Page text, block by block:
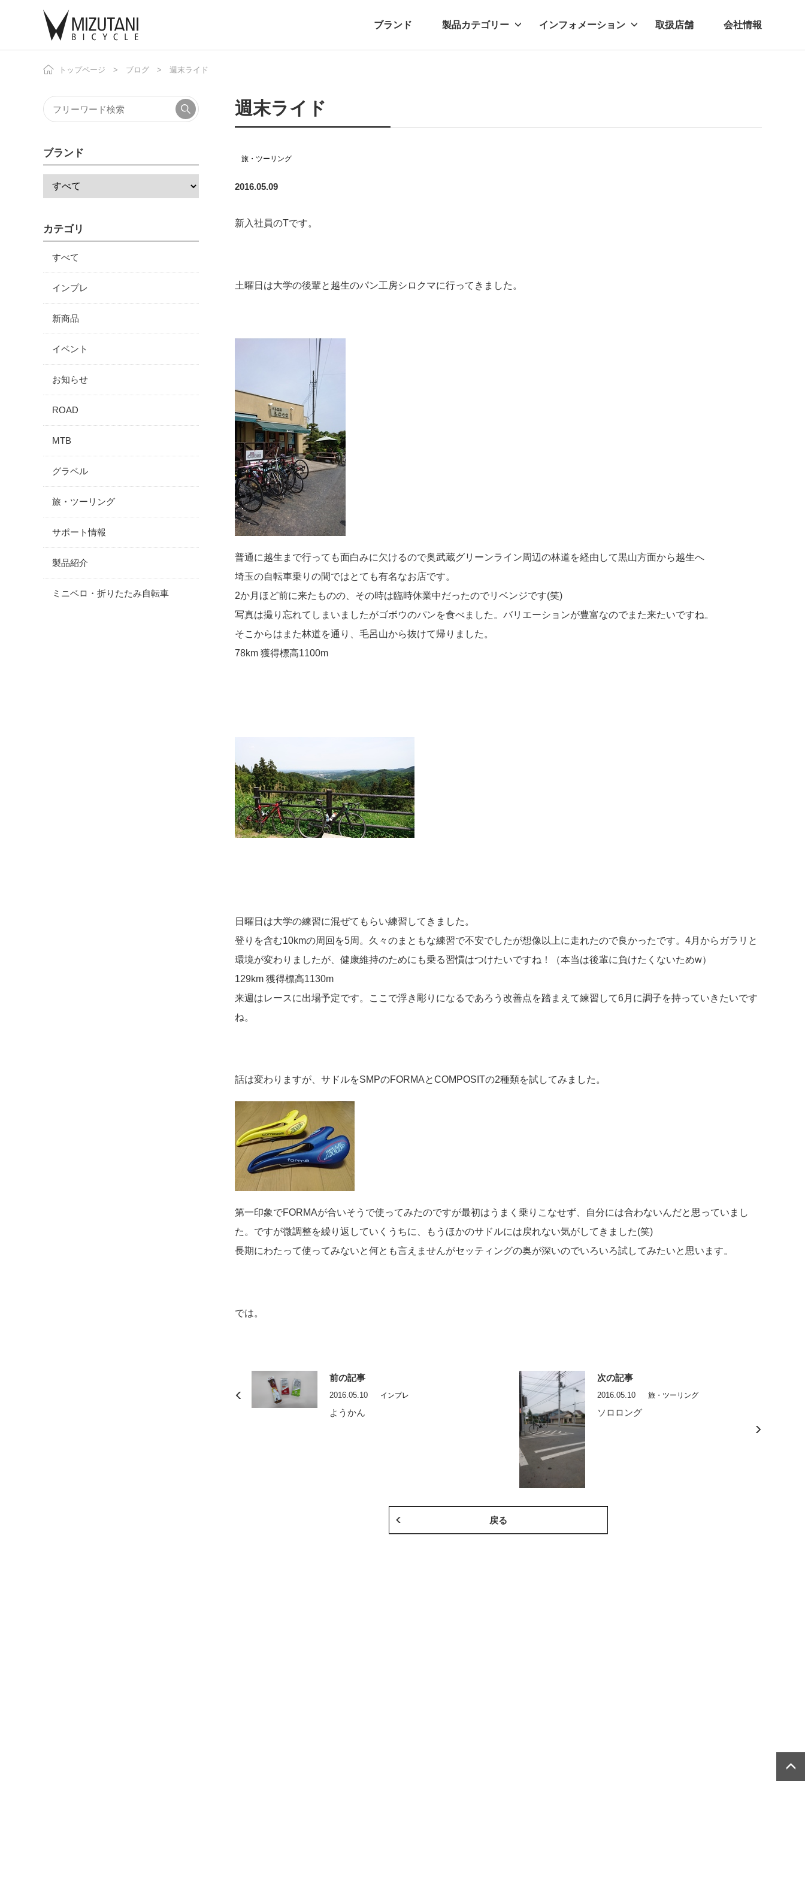
ブランド 製品カテゴリー インフォメーション 取扱店舗 会社情報
トップページ ブログ 週末ライド
週末ライド
旅・ツーリング
2016.05.09
新入社員のTです。
土曜日は大学の後輩と越生のパン工房シロクマに行ってきました。
普通に越生まで行っても面白みに欠けるので奥武蔵グリーンライン周辺の林道を経由して黒山方面から越生へ
埼玉の自転車乗りの間ではとても有名なお店です。
2か月ほど前に来たものの、その時は臨時休業中だったのでリベンジです(笑)
写真は撮り忘れてしまいましたがゴボウのパンを食べました。バリエーションが豊富なのでまた来たいですね。
そこからはまた林道を通り、毛呂山から抜けて帰りました。
78km 獲得標高1100m
日曜日は大学の練習に混ぜてもらい練習してきました。
登りを含む10kmの周回を5周。久々のまともな練習で不安でしたが想像以上に走れたので良かったです。4月からガラリと
環境が変わりましたが、健康維持のためにも乗る習慣はつけたいですね！（本当は後輩に負けたくないためw）
129km 獲得標高1130m
来週はレースに出場予定です。ここで浮き彫りになるであろう改善点を踏まえて練習して6月に調子を持っていきたいです
ね。
話は変わりますが、サドルをSMPのFORMAとCOMPOSITの2種類を試してみました。
第一印象でFORMAが合いそうで使ってみたのですが最初はうまく乗りこなせず、自分には合わないんだと思っていまし
た。ですが微調整を繰り返していくうちに、もうほかのサドルには戻れない気がしてきました(笑)
長期にわたって使ってみないと何とも言えませんがセッティングの奥が深いのでいろいろ試してみたいと思います。
では。
前の記事
2016.05.10 インプレ
ようかん
次の記事
2016.05.10 旅・ツーリング
ソロロング
戻る
ブランド
カテゴリ
すべて
インプレ
新商品
イベント
お知らせ
ROAD
MTB
グラベル
旅・ツーリング
サポート情報
製品紹介
ミニベロ・折りたたみ自転車